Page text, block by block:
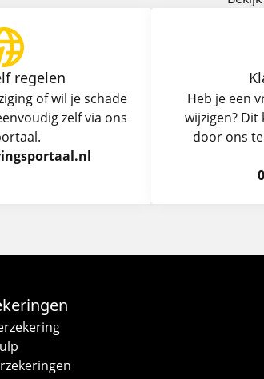
regelen
of wil je schade
zelf via ons
Heb je een
wijzigen?
door ons